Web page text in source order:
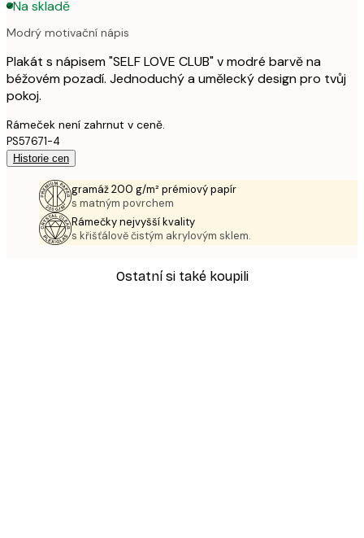
Na skladě
Modrý motivační nápis
Plakát s nápisem "SELF LOVE CLUB" v modré barvě na
béžovém pozadí. Jednoduchý a umělecký design pro tvůj
pokoj.
Rámeček není zahrnut v ceně.
PS57671-4
Historie cen
gramáž 200 g/m² prémiový papír
s matným povrchem
Rámečky nejvyšší kvality
s křišťálově čistým akrylovým sklem.
Ostatní si také koupili